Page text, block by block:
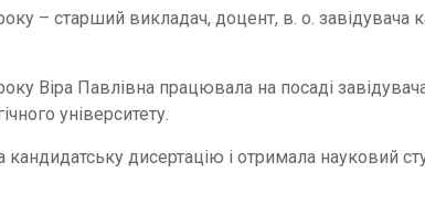
– старший викладач, доцент, в. о. завідувача
Віра Павлівна працювала на посаді
університету.
кандидатську дисертацію і отримала науковий